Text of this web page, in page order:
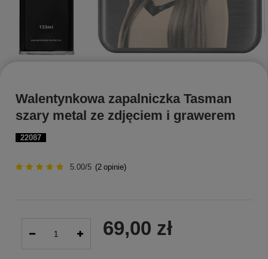
22087
Walentynkowa zapalniczka Tasman
szary metal ze zdjęciem i grawerem
5.00/5 (2 opinie)
69,00 zł